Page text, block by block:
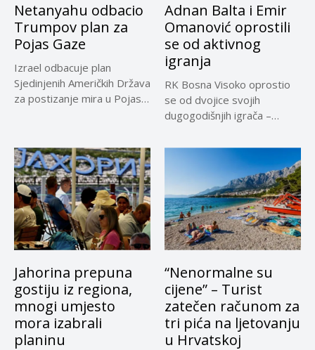
Netanyahu odbacio
Trumpov plan za
Pojas Gaze
Izrael odbacuje plan
Sjedinjenih Američkih Država
za postizanje mira u Pojasu
Adnan Balta i Emir
Omanović oprostili
se od aktivnog
igranja
RK Bosna Visoko oprostio
se od dvojice svojih
dugogodišnjih igrača –
Jahorina prepuna
gostiju iz regiona,
mnogi umjesto
mora izabrali
planinu
“Nenormalne su
cijene” – Turist
zatečen računom za
tri pića na ljetovanju
u Hrvatskoj